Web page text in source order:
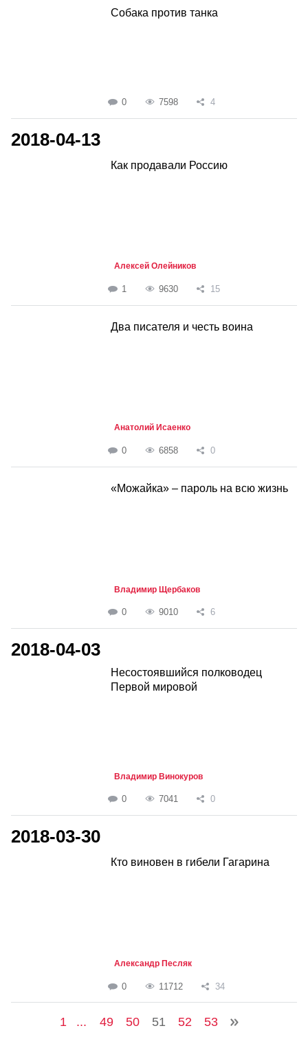
Собака против танка
0 7598 4
2018-04-13
Как продавали Россию
Алексей Олейников
1 9630 15
Два писателя и честь воина
Анатолий Исаенко
0 6858 0
«Можайка» – пароль на всю жизнь
Владимир Щербаков
0 9010 6
2018-04-03
Несостоявшийся полководец
Первой мировой
Владимир Винокуров
0 7041 0
2018-03-30
Кто виновен в гибели Гагарина
Александр Песляк
0 11712 34
1 ... 49 50 51 52 53